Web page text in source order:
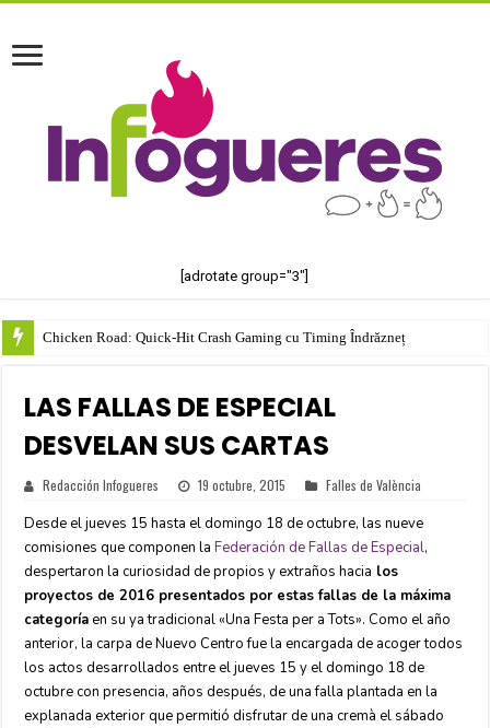
[adrotate group="3"]
test123123
LAS FALLAS DE ESPECIAL
DESVELAN SUS CARTAS
Redacción Infogueres 19 octubre, 2015 Falles de València
Desde el jueves 15 hasta el domingo 18 de octubre, las nueve
comisiones que componen laFederación de Fallas de Especial,
despertaron la curiosidad de propios y extraños hacia los
proyectos de 2016 presentados por estas fallas de la máxima
categoríaen su ya tradicional «Una Festa per a Tots». Como el año
anterior, la carpa de Nuevo Centro fue la encargada de acoger todos
los actos desarrollados entre el jueves 15 y el domingo 18 de
octubre con presencia, años después, de una falla plantada en la
explanada exterior que permitió disfrutar de una cremà el sábado